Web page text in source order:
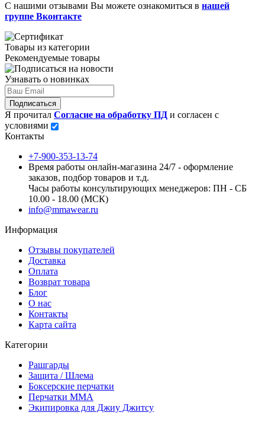
С нашими отзывами Вы можете ознакомиться в нашей
группе Вконтакте
Товары из категории
Рекомендуемые товары
Узнавать о новинках
Подписаться
Я прочитал Согласие на обработку ПД и согласен с
условиями
Контакты
+7-900-353-13-74
Время работы онлайн-магазина 24/7 - оформление
заказов, подбор товаров и т.д.
Часы работы консультирующих менеджеров: ПН - СБ
10.00 - 18.00 (МСК)
info@mmawear.ru
Информация
Отзывы покупателей
Доставка
Оплата
Возврат товара
Блог
О нас
Контакты
Карта сайта
Категории
Рашгарды
Защита / Шлема
Боксерские перчатки
Перчатки ММА
Экипировка для Джиу Джитсу